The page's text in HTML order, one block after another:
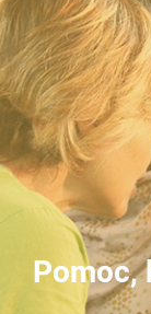
Pomoc,